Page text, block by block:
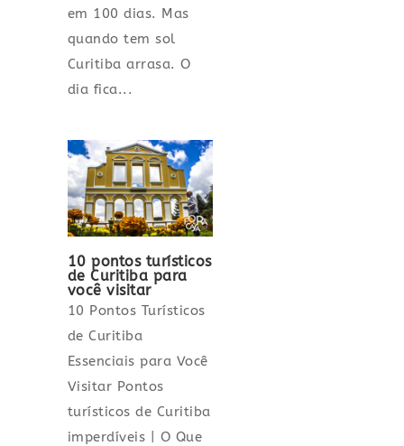
em 100 dias. Mas
quando tem sol
Curitiba arrasa. O
dia fica...
10 pontos turísticos
de Curitiba para
você visitar
10 Pontos Turísticos
de Curitiba
Essenciais para Você
Visitar Pontos
turísticos de Curitiba
imperdíveis | O Que